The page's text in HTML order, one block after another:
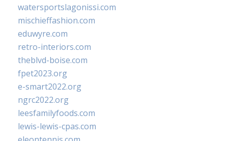
watersportslagonissi.com
mischieffashion.com
eduwyre.com
retro-interiors.com
theblvd-boise.com
fpet2023.org
e-smart2022.org
ngrc2022.org
leesfamilyfoods.com
lewis-lewis-cpas.com